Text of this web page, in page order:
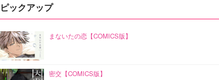
ピックアップ
まないたの恋【COMICS版】
密交【COMICS版】